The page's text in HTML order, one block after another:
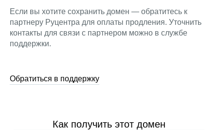
Если вы хотите сохранить домен — обратитесь к
партнеру Руцентра для оплаты продления. Уточнить
контакты для связи с партнером можно в службе
поддержки.
Обратиться в поддержку
Как получить этот домен